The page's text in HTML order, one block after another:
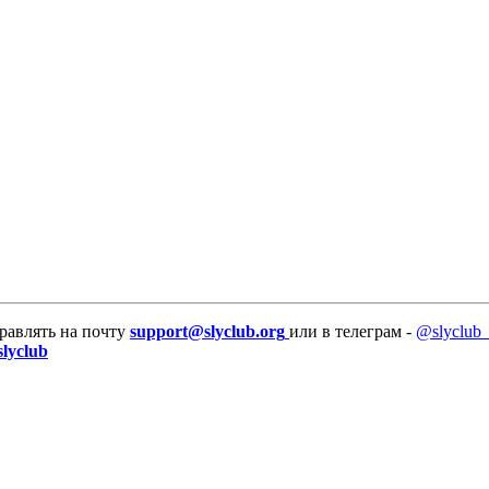
на почту support@slyclub.org или в телеграм -